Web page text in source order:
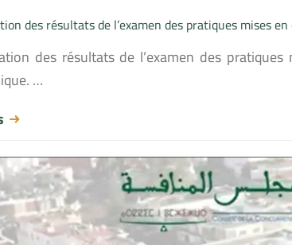
des résultats de l’examen des pratiques mises
des résultats de l’examen des
…